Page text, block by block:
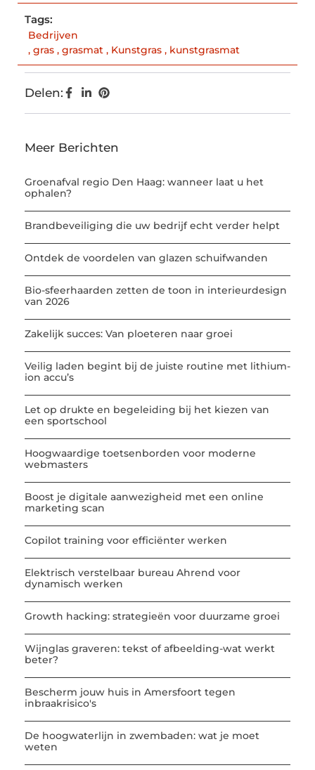
Tags:
Bedrijven
, gras , grasmat , Kunstgras , kunstgrasmat
Delen:
Meer Berichten
Groenafval regio Den Haag: wanneer laat u het
ophalen?
Brandbeveiliging die uw bedrijf echt verder helpt
Ontdek de voordelen van glazen schuifwanden
Bio-sfeerhaarden zetten de toon in interieurdesign
van 2026
Zakelijk succes: Van ploeteren naar groei
Veilig laden begint bij de juiste routine met lithium-
ion accu’s
Let op drukte en begeleiding bij het kiezen van
een sportschool
Hoogwaardige toetsenborden voor moderne
webmasters
Boost je digitale aanwezigheid met een online
marketing scan
Copilot training voor efficiënter werken
Elektrisch verstelbaar bureau Ahrend voor
dynamisch werken
Growth hacking: strategieën voor duurzame groei
Wijnglas graveren: tekst of afbeelding-wat werkt
beter?
Bescherm jouw huis in Amersfoort tegen
inbraakrisico's
De hoogwaterlijn in zwembaden: wat je moet
weten